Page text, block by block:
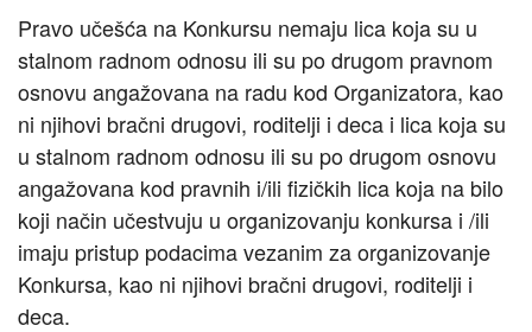
Pravo učešća na Konkursu nemaju lica koja su u
stalnom radnom odnosu ili su po drugom pravnom
osnovu angažovana na radu kod Organizatora, kao
ni njihovi bračni drugovi, roditelji i deca i lica koja su
u stalnom radnom odnosu ili su po drugom osnovu
angažovana kod pravnih i/ili fizičkih lica koja na bilo
koji način učestvuju u organizovanju konkursa i /ili
imaju pristup podacima vezanim za organizovanje
Konkursa, kao ni njihovi bračni drugovi, roditelji i
deca.